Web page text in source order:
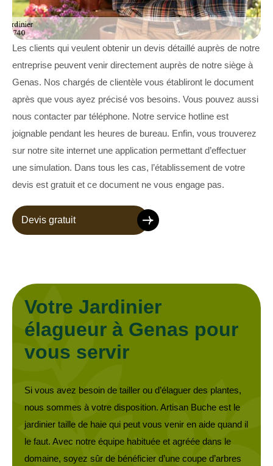
Les clients qui veulent obtenir un devis détaillé auprès de notre
entreprise peuvent venir directement auprès de notre siège à
Genas. Nos chargés de clientèle vous établiront le document
après que vous ayez précisé vos besoins. Vous pouvez aussi
nous contacter par téléphone. Notre service hotline est
joignable pendant les heures de bureau. Enfin, vous trouverez
sur notre site internet une application permettant d’effectuer
une simulation. Dans tous les cas, l’établissement de votre
devis est gratuit et ce document ne vous engage pas.
Devis gratuit
Votre Jardinier
élagueur à Genas pour
vous servir
Si vous avez besoin de tailler ou d’élaguer des plantes,
nous sommes à votre disposition. Artisan Buche est le
jardinier taille de haie qui peut vous venir en aide quand il
le faut. Avec notre équipe habituée et agréée dans le
domaine, soyez sûr de bénéficier d’une coupe d’arbres